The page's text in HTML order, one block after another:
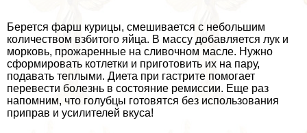
Берется фарш курицы, смешивается с небольшим
количеством взбитого яйца. В массу добавляется лук и
морковь, прожаренные на сливочном масле. Нужно
сформировать котлетки и приготовить их на пару,
подавать теплыми. Диета при гастрите помогает
перевести болезнь в состояние ремиссии. Еще раз
напомним, что гoлyбцы готовятся без использования
приправ и усилителей вкуса!